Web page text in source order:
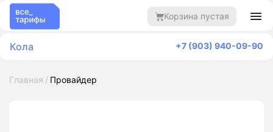
Корзина пустая
Кола +7 (903) 940-09-90
Главная Провайдер